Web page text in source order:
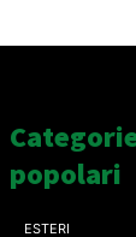
popolari
ESTERI